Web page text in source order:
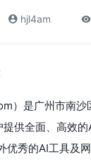
hjl4am
）是广州市南沙
供全面、高效
优秀的AI工具及